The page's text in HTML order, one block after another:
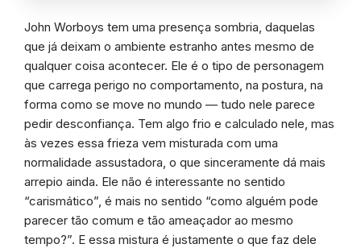
John Worboys tem uma presença sombria, daquelas
que já deixam o ambiente estranho antes mesmo de
qualquer coisa acontecer. Ele é o tipo de personagem
que carrega perigo no comportamento, na postura, na
forma como se move no mundo — tudo nele parece
pedir desconfiança. Tem algo frio e calculado nele, mas
às vezes essa frieza vem misturada com uma
normalidade assustadora, o que sinceramente dá mais
arrepio ainda. Ele não é interessante no sentido
“carismático”, é mais no sentido “como alguém pode
parecer tão comum e tão ameaçador ao mesmo
tempo?”. E essa mistura é justamente o que faz dele